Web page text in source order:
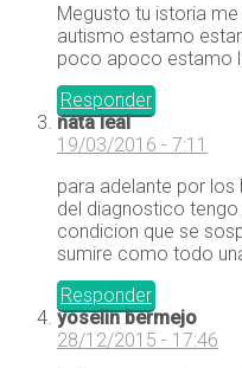
Megusto tu istoria
autismo estamo
poco apoco estamo
Responder
nata leal
19/03/2016 - 7:11
para adelante por
del diagnostico
condicion que se
sumire como todo
Responder
yoselin bermejo
28/12/2015 - 17:46